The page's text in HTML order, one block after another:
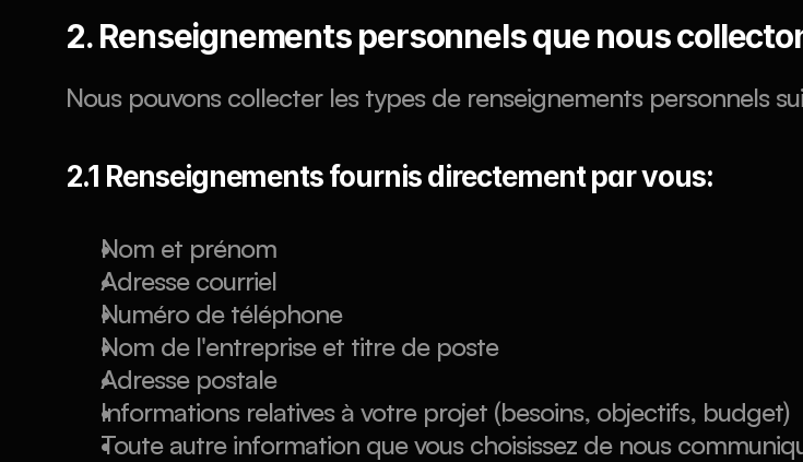
2. Renseignements personnels que nous
Nous pouvons collecter les types de renseignements personnels
2.1 Renseignements fournis directement par vous:
Nom et prénom
Adresse courriel
Numéro de téléphone
Nom de l'entreprise et titre de poste
Adresse postale
Informations relatives à votre projet (besoins, objectifs, budget)
Toute autre information que vous choisissez de nous